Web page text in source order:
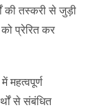
की तस्करी से जुड़ी
को प्रेरित कर
महत्वपूर्ण
से संबंधित